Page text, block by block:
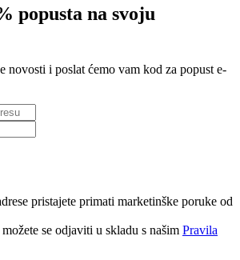
popusta na svoju
novosti i poslat ćemo vam kod za popust e-
pristajete primati marketinške poruke od
se odjaviti u skladu s našim Pravila